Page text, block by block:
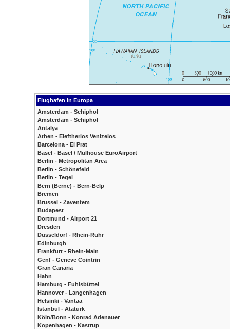
Flughafen in Europa
Amsterdam - Schiphol
Amsterdam - Schiphol
Antalya
Athen - Eleftherios Venizelos
Barcelona - El Prat
Basel - Basel / Mulhouse EuroAirport
Berlin - Metropolitan Area
Berlin - Schönefeld
Berlin - Tegel
Bern (Berne) - Bern-Belp
Bremen
Brüssel - Zaventem
Budapest
Dortmund - Airport 21
Dresden
Düsseldorf - Rhein-Ruhr
Edinburgh
Frankfurt - Rhein-Main
Genf - Geneve Cointrin
Gran Canaria
Hahn
Hamburg - Fuhlsbüttel
Hannover - Langenhagen
Helsinki - Vantaa
Istanbul - Atatürk
Köln/Bonn - Konrad Adenauer
Kopenhagen - Kastrup